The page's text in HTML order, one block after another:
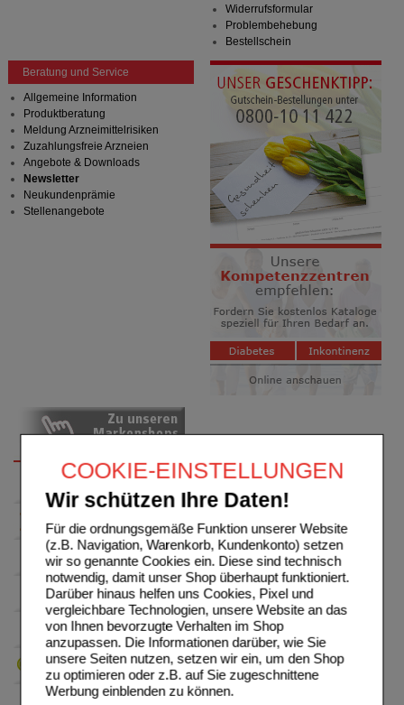
COOKIE-EINSTELLUNGEN
Wir schützen Ihre Daten!
Für die ordnungsgemäße Funktion unserer Website
(z.B. Navigation, Warenkorb, Kundenkonto) setzen
wir so genannte Cookies ein. Diese sind technisch
notwendig, damit unser Shop überhaupt funktioniert.
Darüber hinaus helfen uns Cookies, Pixel und
vergleichbare Technologien, unsere Website an das
von Ihnen bevorzugte Verhalten im Shop
anzupassen. Die Informationen darüber, wie Sie
unsere Seiten nutzen, setzen wir ein, um den Shop
zu optimieren oder z.B. auf Sie zugeschnittene
Werbung einblenden zu können.
Widerrufsformular
Problembehebung
Bestellschein
Beratung und Service
Allgemeine Information
Produktberatung
Meldung Arzneimittelrisiken
Zuzahlungsfreie Arzneien
Angebote & Downloads
Newsletter
Neukundenprämie
Stellenangebote